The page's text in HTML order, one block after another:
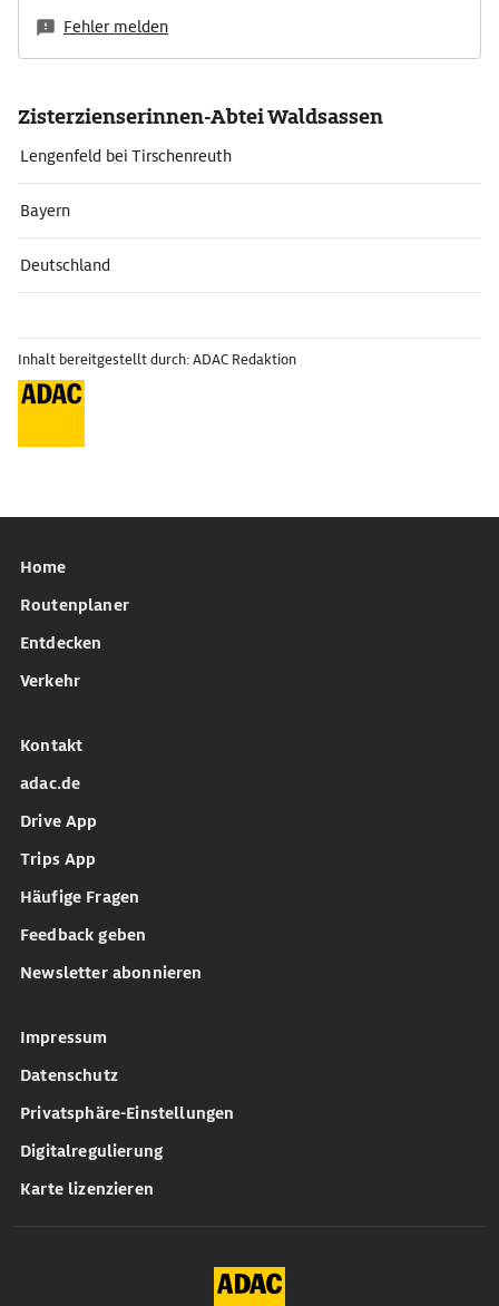
Fehler melden
Zisterzienserinnen-Abtei Waldsassen
Lengenfeld bei Tirschenreuth
Bayern
Deutschland
Inhalt bereitgestellt durch: ADAC Redaktion
Home
Routenplaner
Entdecken
Verkehr
Kontakt
adac.de
Drive App
Trips App
Häufige Fragen
Feedback geben
Newsletter abonnieren
Impressum
Datenschutz
Privatsphäre-Einstellungen
Digitalregulierung
Karte lizenzieren